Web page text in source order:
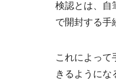
検認とは、自
で開封する手
これによって
きるようにな